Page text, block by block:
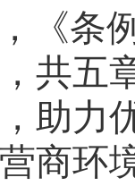
《条
共五
助力
商环